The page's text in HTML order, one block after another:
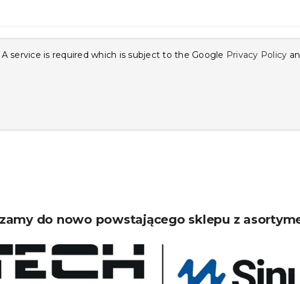
service is required which is subject to the Google Privacy Policy
do nowo powstającego sklepu z